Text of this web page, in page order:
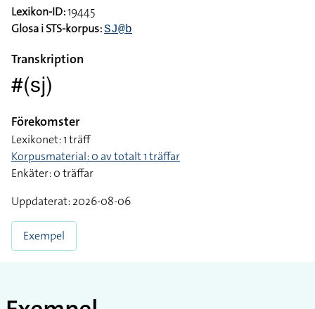
Lexikon-ID:19445
Transkription
#(sj)
Förekomster
Lexikonet: 1 träff
Korpusmaterial: 0 av totalt 1 träffar
Uppdaterat: 2026-08-06
Exempel